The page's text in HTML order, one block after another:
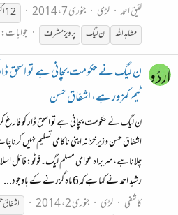
لئیق احمد لڑی جنوری 7، 2014 12 اکتوبر
مشاہد اللہ
نلیگ پرویز مشرف جوابات: 2
ن لیگ نے حکومت بچانی ہے تو اسحق
ٹیم کمزور ہے، اشفاق حسن
ن لیگ نے حکومت بچانی ہے تو اسحق ڈار کو فارغ
اشفاق حسن وزیرخزانہ اپنی ناکامی تسلیم نہیں
چلاناہے،سربراہ عوامی مسلم لیگ۔فوٹو:فائل
رشید احمد نے کہا ہے کہ6 ماہ گزرنے کے باوجود...
کاشفی
لڑی جنوری 2، 2014